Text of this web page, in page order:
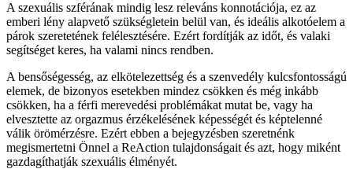
A szexuális szférának mindig lesz releváns konnotációja, ez az
emberi lény alapvető szükségletein belül van, és ideális alkotóelem a
párok szeretetének felélesztésére. Ezért fordítják az időt, és valaki
segítséget keres, ha valami nincs rendben.
A bensőségesség, az elkötelezettség és a szenvedély kulcsfontosságú
elemek, de bizonyos esetekben mindez csökken és még inkább
csökken, ha a férfi merevedési problémákat mutat be, vagy ha
elvesztette az orgazmus érzékelésének képességét és képtelenné
válik örömérzésre. Ezért ebben a bejegyzésben szeretnénk
megismertetni Önnel a ReAction tulajdonságait és azt, hogy miként
gazdagíthatják szexuális élményét.